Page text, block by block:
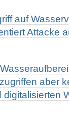
auf
Attacke
aber